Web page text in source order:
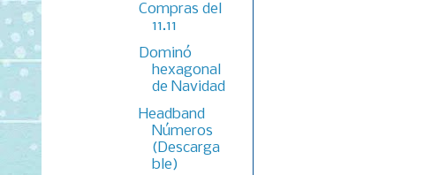
Compras del
11.11
Dominó
hexagonal
de Navidad
Headband
Números
(Descarga
ble)